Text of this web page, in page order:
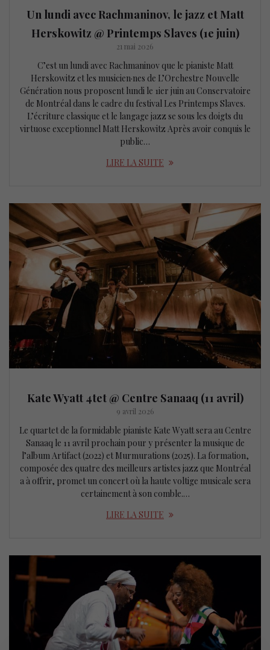
Un lundi avec Rachmaninov, le jazz et Matt
Herskowitz @ Printemps Slaves (1e juin)
21 mai 2026
C’est un lundi avec Rachmaninov que le pianiste Matt
Herskowitz et les musicien·nes de L’Orchestre Nouvelle
Génération nous proposent lundi le 1ier juin au Conservatoire
de Montréal dans le cadre du festival Les Printemps Slaves.
L’écriture classique et le langage jazz se sous les doigts du
virtuose exceptionnel Matt Herskowitz Après avoir conquis le
public…
LIRE LA SUITE
Kate Wyatt 4tet @ Centre Sanaaq (11 avril)
9 avril 2026
Le quartet de la formidable pianiste Kate Wyatt sera au Centre
Sanaaq le 11 avril prochain pour y présenter la musique de
l’album Artifact (2022) et Murmurations (2025). La formation,
composée des quatre des meilleurs artistes jazz que Montréal
a à offrir, promet un concert où la haute voltige musicale sera
certainement à son comble.…
LIRE LA SUITE